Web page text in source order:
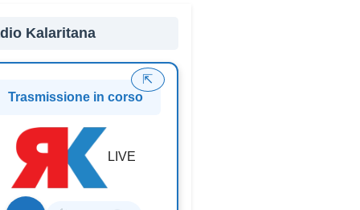
Kalaritana
Trasmissione in corso
LIVE
⇱